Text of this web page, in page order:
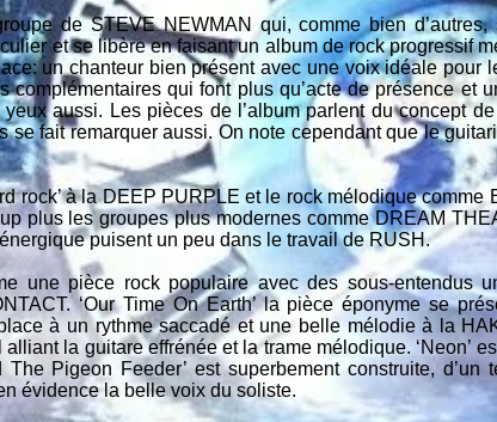
de STEVE NEWMAN qui, comme bien
et se libère en faisant un album de rock progressif
un chanteur bien présent avec une voix idéale pour
complémentaires qui font plus qu’acte de présence et
aussi. Les pièces de l’album parlent du concept
se fait remarquer aussi. On note cependant que le
rock’ à la DEEP PURPLE et le rock mélodique comme
plus les groupes plus modernes comme DREAM
puisent un peu dans le travail de RUSH.
une pièce rock populaire avec des sous-entendus
‘Our Time On Earth’ la pièce éponyme se
à un rythme saccadé et une belle mélodie à la
la guitare effrénée et la trame mélodique. ‘Neon’
The Pigeon Feeder’ est superbement construite,
évidence la belle voix du soliste.